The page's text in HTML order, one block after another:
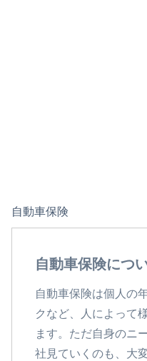
自動車保険
自動車保険につ
自動車保険は個人の
クなど、人によって
ます。ただ自身のニ
社見ていくのも、大